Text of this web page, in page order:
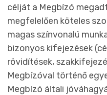
célját a Megbízó
megfelelően köteles
magas színvonalú
bizonyos kifejezések
rövidítések,
Megbízóval történő
Megbízó általi